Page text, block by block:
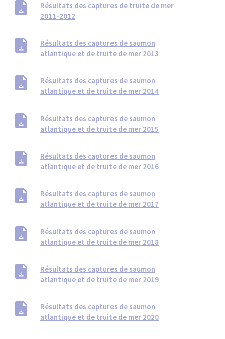
Résultats des captures de truite de mer
2011-2012
Résultats des captures de saumon
atlantique et de truite de mer 2013
Résultats des captures de saumon
atlantique et de truite de mer 2014
Résultats des captures de saumon
atlantique et de truite de mer 2015
Résultats des captures de saumon
atlantique et de truite de mer 2016
Résultats des captures de saumon
atlantique et de truite de mer 2017
Résultats des captures de saumon
atlantique et de truite de mer 2018
Résultats des captures de saumon
atlantique et de truite de mer 2019
Résultats des captures de saumon
atlantique et de truite de mer 2020